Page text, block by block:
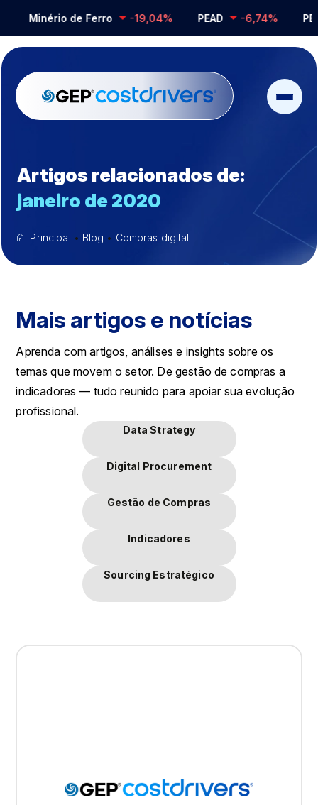
Minério de Ferro -19,04% PEAD -6,74%
Artigos relacionados de:
janeiro de 2020
Principal • Blog • Compras digital
Mais artigos e notícias
Aprenda com artigos, análises e insights sobre os
temas que movem o setor. De gestão de compras a
indicadores — tudo reunido para apoiar sua evolução
profissional.
Data Strategy
Digital Procurement
Gestão de Compras
Indicadores
Sourcing Estratégico